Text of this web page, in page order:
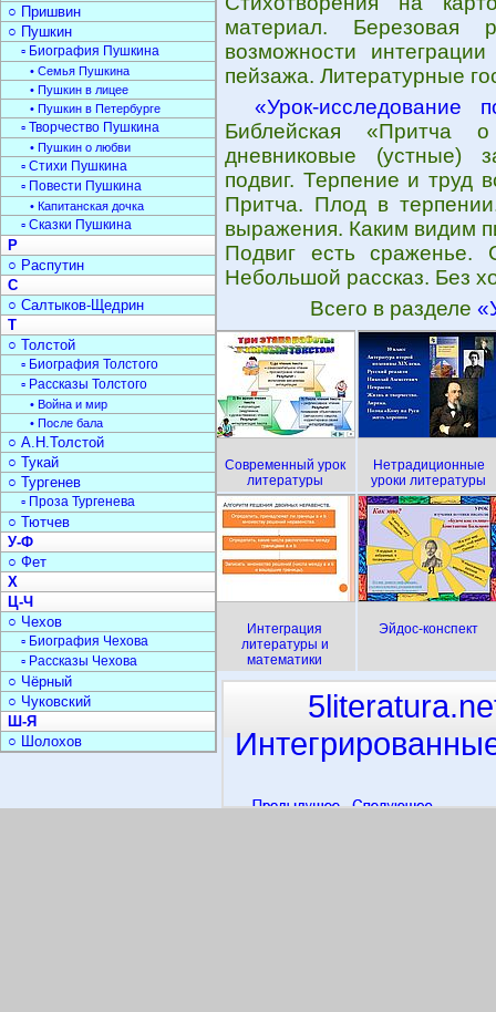
материал.
возможности
пейзажа. Литературные
«Урок-исследование
Библейская «Притча
дневниковые (устные)
подвиг. Терпение и труд
Притча. Плод в
выражения. Каким видим
Подвиг есть сраженье.
Небольшой рассказ. Без
Всего в разделе
Современный урок
литературы
Нетрадиционные
уроки литературы
Интеграция
литературы и
математики
Эйдос-конспект
○ Пришвин
○ Пушкин
▫ Биография Пушкина
• Семья Пушкина
• Пушкин в лицее
• Пушкин в Петербурге
▫ Творчество Пушкина
• Пушкин о любви
▫ Стихи Пушкина
▫ Повести Пушкина
• Капитанская дочка
▫ Сказки Пушкина
Р
○ Распутин
С
○ Салтыков-Щедрин
Т
○ Толстой
▫ Биография Толстого
▫ Рассказы Толстого
• Война и мир
• После бала
○ А.Н.Толстой
○ Тукай
○ Тургенев
▫ Проза Тургенева
○ Тютчев
У-Ф
○ Фет
Х
Ц-Ч
○ Чехов
▫ Биография Чехова
▫ Рассказы Чехова
○ Чёрный
○ Чуковский
Ш-Я
○ Шолохов